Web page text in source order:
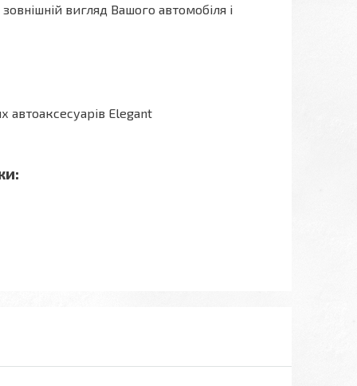
вигляд Вашого автомобіля і
автоаксесуарів Elegant